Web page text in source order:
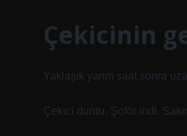
Çekicinin
Yaklaşık yarım saat sonra
Çekici durdu. Şoför indi.